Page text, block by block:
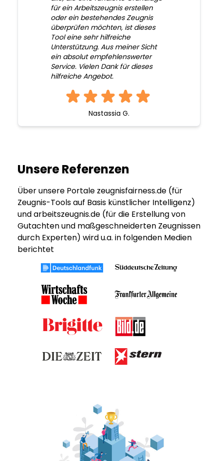
für ein Arbeitszeugnis erstellen
oder ein bestehendes Zeugnis
überprüfen möchten, ist dieses
Tool eine sehr hilfreiche
Unterstützung. Aus meiner Sicht
ein absolut empfehlenswerter
Service. Vielen Dank für dieses
hilfreiche Angebot.
Nastassia G.
Unsere Referenzen
Über unsere Portale zeugnisfairness.de (für
Zeugnis-Tools auf Basis künstlicher Intelligenz)
und arbeitszeugnis.de (für die Erstellung von
Gutachten und maßgeschneiderten Zeugnissen
durch Experten) wird u.a. in folgenden Medien
berichtet